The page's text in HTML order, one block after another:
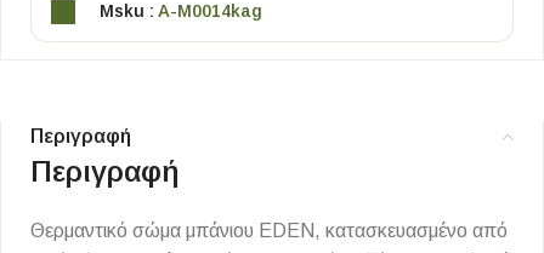
Msku : A-M0014kag
Περιγραφή
Περιγραφή
Θερμαντικό σώμα μπάνιου EDEN, κατασκευασμένο από